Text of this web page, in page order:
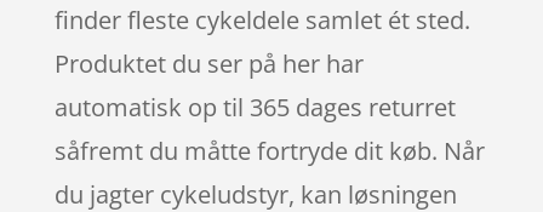
finder fleste cykeldele samlet ét sted.
Produktet du ser på her har
automatisk op til 365 dages returret
såfremt du måtte fortryde dit køb. Når
du jagter cykeludstyr, kan løsningen